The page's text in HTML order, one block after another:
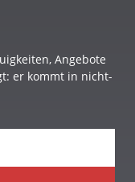
Angebote
er kommt in nicht-